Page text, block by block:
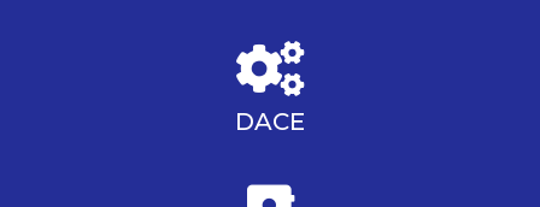
DACE